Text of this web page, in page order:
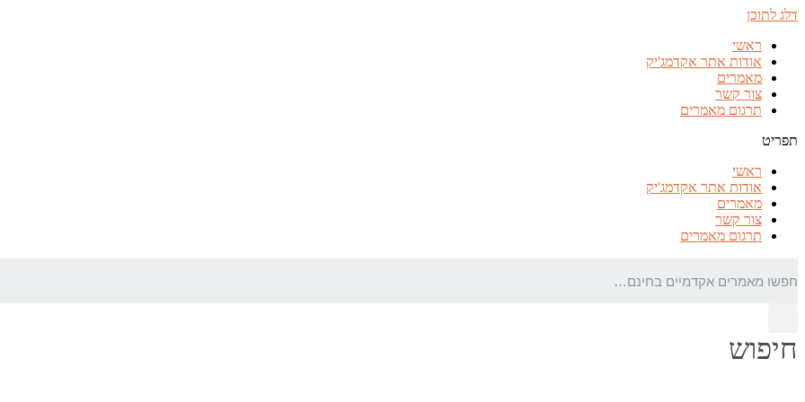
דלג לתוכן
ראשי
אודות אתר אקדמג'יק
מאמרים
צור קשר
תרגום מאמרים
תפריט
ראשי
אודות אתר אקדמג'יק
מאמרים
צור קשר
תרגום מאמרים
חיפוש